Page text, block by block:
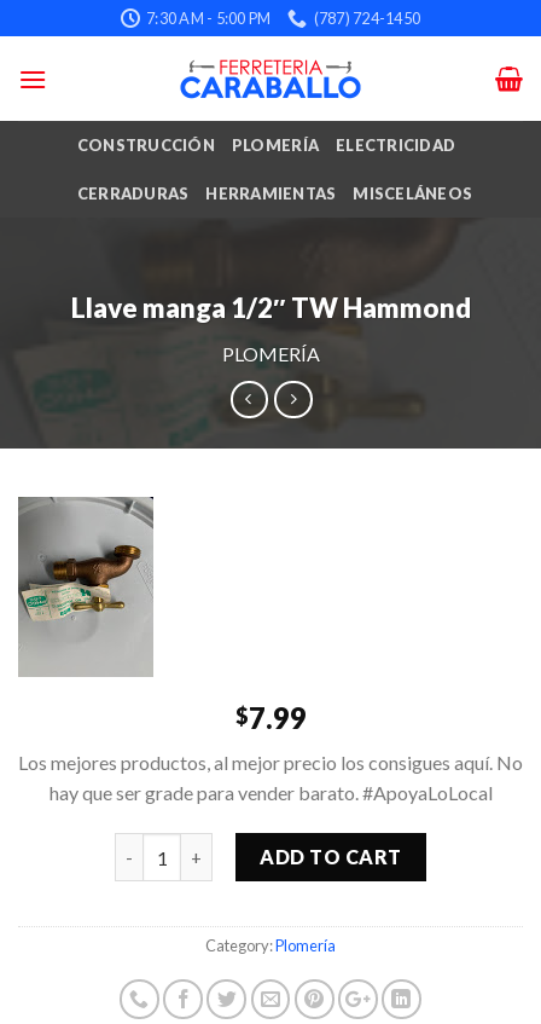
to
content
7:30 AM - 5:00 PM (787) 724-1450
CONSTRUCCIÓN PLOMERÍA ELECTRICIDAD
CERRADURAS HERRAMIENTAS MISCELÁNEOS
Llave manga 1/2″ TW Hammond
PLOMERÍA
$7.99
Los mejores productos, al mejor precio los consigues aquí. No
hay que ser grade para vender barato. #ApoyaLoLocal
ADD TO CART
Category:Plomería